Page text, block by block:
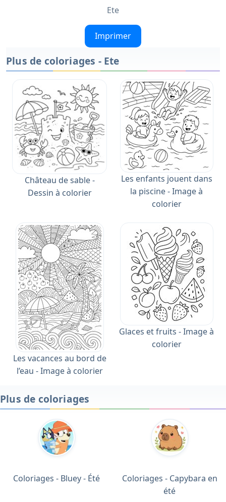
Ete
Imprimer
Plus de coloriages - Ete
Château de sable -
Dessin à colorier
Les enfants jouent dans
la piscine - Image à
colorier
Les vacances au bord de
l’eau - Image à colorier
Glaces et fruits - Image à
colorier
Plus de coloriages
Coloriages - Bluey - Été
Coloriages - Capybara en
été